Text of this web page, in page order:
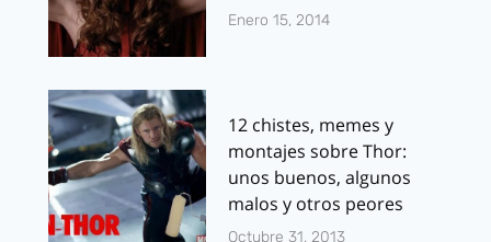
Enero 15, 2014
12 chistes, memes y
montajes sobre Thor:
unos buenos, algunos
malos y otros peores
Octubre 31, 2013